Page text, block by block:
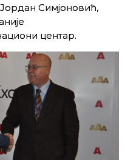
Симјоновић,
центар.